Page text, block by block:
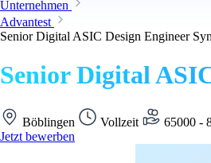
Unternehmen
Advantest
Senior Digital ASIC Design Engineer
Senior Digital
Böblingen Vollzeit 65000 -
Jetzt bewerben